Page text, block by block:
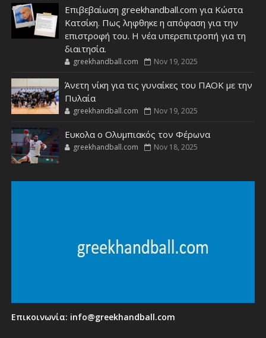
Επιβεβαίωση greekhandball.com για Κώστα
Κατσίκη. Πως ληφθηκε η απόφαση για την
επιστροφή του. Η νέα υπερεπιτροπή για τη
διαιτησία.
greekhandball.com Nov 19, 2025
Άνετη νίκη για τις γυναίκες του ΠΑΟΚ με την
Πυλαία
greekhandball.com Nov 19, 2025
Ευκολα ο Ολυμπιακός τον Φέρωνα
greekhandball.com Nov 18, 2025
Επικοινωνία: info@greekhandball.com